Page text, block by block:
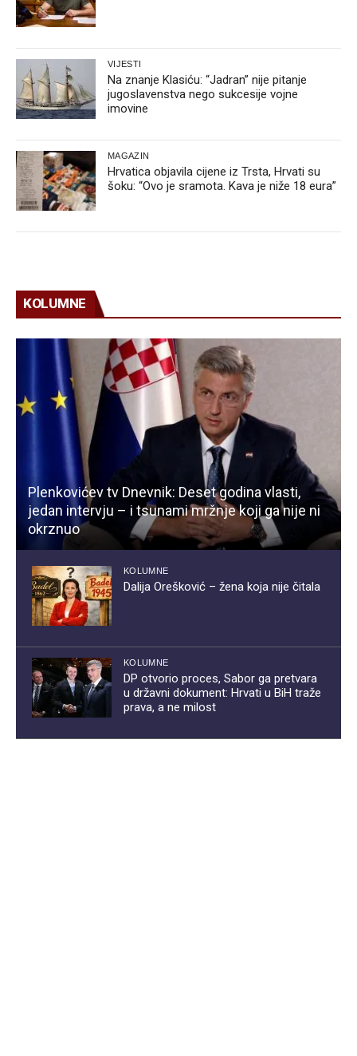
VIJESTI
Na znanje Klasiću: “Jadran” nije pitanje
jugoslavenstva nego sukcesije vojne
imovine
MAGAZIN
Hrvatica objavila cijene iz Trsta, Hrvati su
šoku: “Ovo je sramota. Kava je niže 18 eura”
KOLUMNE
Plenkovićev tv Dnevnik: Deset godina vlasti,
jedan intervju – i tsunami mržnje koji ga nije ni
okrznuo
KOLUMNE
Dalija Orešković – žena koja nije čitala
KOLUMNE
DP otvorio proces, Sabor ga pretvara
u državni dokument: Hrvati u BiH traže
prava, a ne milost